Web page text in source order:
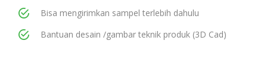
Bisa mengirimkan sampel terlebih dahulu
Bantuan desain /gambar teknik produk (3D Cad)